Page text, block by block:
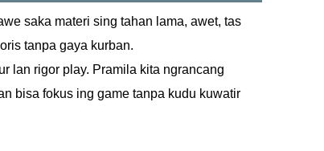
saka materi sing tahan lama, awet, tas
tanpa gaya kurban.
lan rigor play. Pramila kita ngrancang
bisa fokus ing game tanpa kudu kuwatir